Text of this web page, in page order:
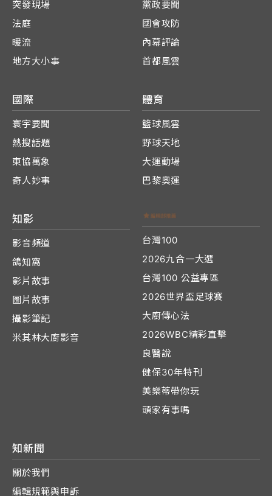
突發現場
法庭
暖流
地方大小事
黨政要聞
國會攻防
內幕評論
首都風雲
國際
寰宇要聞
熱搜話題
東協萬象
奇人妙事
體育
籃球風雲
野球天地
大運動場
巴黎奧運
知影
影音頻道
鴿知窩
影片故事
圖片故事
攝影筆記
米其林大廚影音
台灣100
2026九合一大選
台灣100 公益專區
2026世界盃足球賽
大廚傳心法
2026WBC精彩直擊
良醫說
健保30年特刊
美樂蒂帶你玩
頭家有事嗎
知新聞
關於我們
編輯規範與申訴